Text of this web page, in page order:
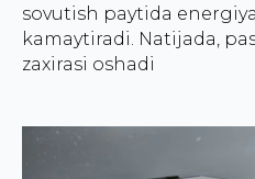
sovutish paytida
kamaytiradi. Natijada,
zaxirasi oshadi